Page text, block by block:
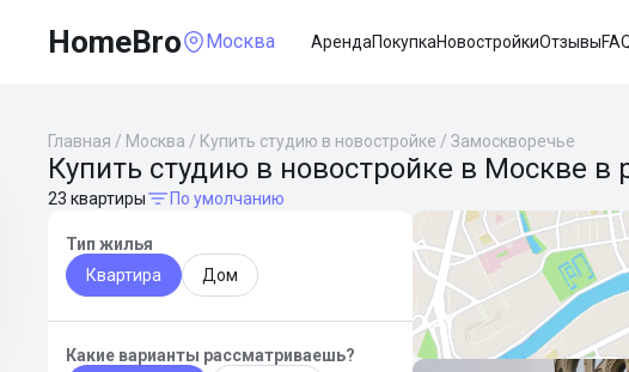
HomeBro Москва АрендаПокупкаНовостройкиОтзывы
Главная / Москва / Купить студию в новостройке / Замоскворечье
Купить студию в новостройке в Москве в
23 квартиры По умолчанию
Тип жилья
Квартира
Дом
Какие варианты рассматриваешь?